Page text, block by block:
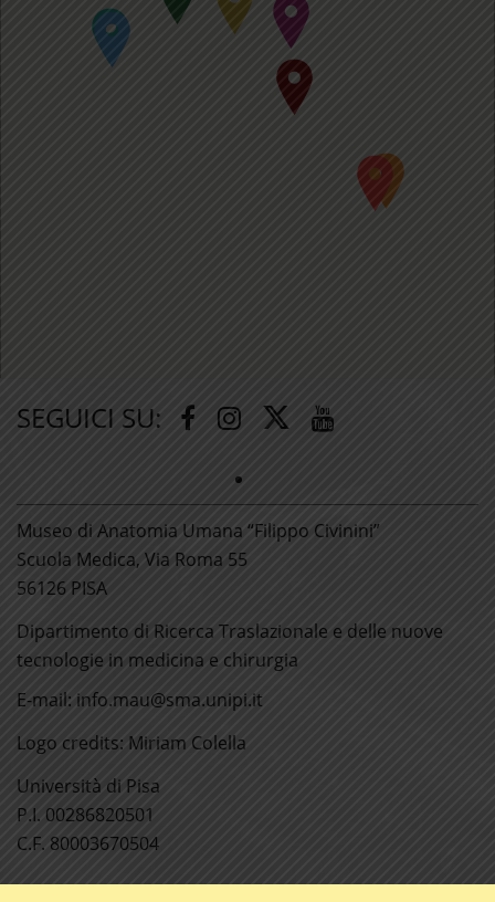
SEGUICI SU: Facebook
Instagram
Twitter
Museo di Anatomia Umana “Filippo Civinini”
Scuola Medica, Via Roma 55
56126 PISA
Dipartimento di Ricerca Traslazionale e delle nuove
tecnologie in medicina e chirurgia
E-mail: info.mau@sma.unipi.it
Logo credits: Miriam Colella
Università di Pisa
P.I. 00286820501
C.F. 80003670504